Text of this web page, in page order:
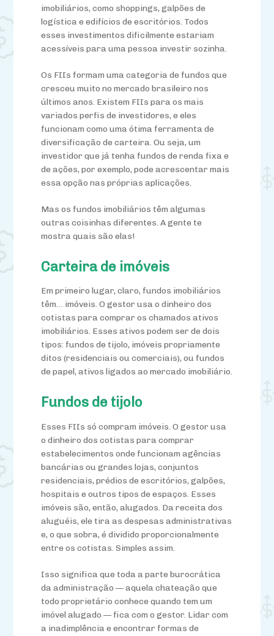
imobiliários, como shoppings, galpões de
logística e edifícios de escritórios. Todos
esses investimentos dificilmente estariam
acessíveis para uma pessoa investir sozinha.
Os FIIs formam uma categoria de fundos que
cresceu muito no mercado brasileiro nos
últimos anos. Existem FIIs para os mais
variados perfis de investidores, e eles
funcionam como uma ótima ferramenta de
diversificação de carteira. Ou seja, um
investidor que já tenha fundos de renda fixa e
de ações, por exemplo, pode acrescentar mais
essa opção nas próprias aplicações.
Mas os fundos imobiliários têm algumas
outras coisinhas diferentes. A gente te
mostra quais são elas!
Carteira de imóveis
Em primeiro lugar, claro, fundos imobiliários
têm… imóveis. O gestor usa o dinheiro dos
cotistas para comprar os chamados ativos
imobiliários. Esses ativos podem ser de dois
tipos: fundos de tijolo, imóveis propriamente
ditos (residenciais ou comerciais), ou fundos
de papel, ativos ligados ao mercado imobiliário.
Fundos de tijolo
Esses FIIs só compram imóveis. O gestor usa
o dinheiro dos cotistas para comprar
estabelecimentos onde funcionam agências
bancárias ou grandes lojas, conjuntos
residenciais, prédios de escritórios, galpões,
hospitais e outros tipos de espaços. Esses
imóveis são, então, alugados. Da receita dos
aluguéis, ele tira as despesas administrativas
e, o que sobra, é dividido proporcionalmente
entre os cotistas. Simples assim.
Isso significa que toda a parte burocrática
da administração — aquela chateação que
todo proprietário conhece quando tem um
imóvel alugado — fica com o gestor. Lidar com
a inadimplência e encontrar formas de